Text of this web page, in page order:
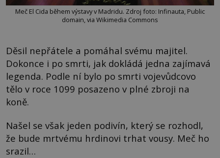
Meč El Cida během výstavy v Madridu. Zdroj foto: Infinauta, Public
domain, via Wikimedia Commons
Děsil nepřátele a pomáhal svému majitel.
Dokonce i po smrti, jak dokládá jedna zajímavá
legenda. Podle ní bylo po smrti vojevůdcovo
tělo v roce 1099 posazeno v plné zbroji na
koně.
Našel se však jeden podivín, který se rozhodl,
že bude mrtvému hrdinovi trhat vousy. Meč ho
srazil…